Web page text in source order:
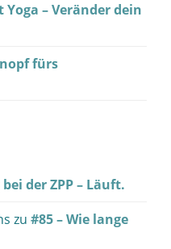
– Veränder dein
fürs
der ZPP – Läuft.
zu #85 – Wie lange